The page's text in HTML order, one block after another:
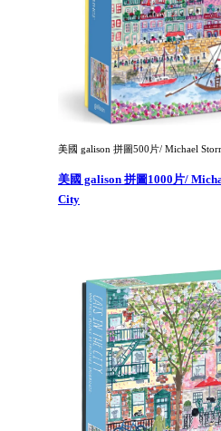
美國 galison 拼圖500片/ Michael
美國 galison 拼圖1000片/
City